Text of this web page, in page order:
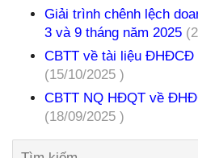
Giải trình chênh lệch
3 và 9 tháng năm 2025
CBTT về tài liệu ĐHĐCĐ
(15/10/2025 )
CBTT NQ HĐQT về
(18/09/2025 )
Tìm